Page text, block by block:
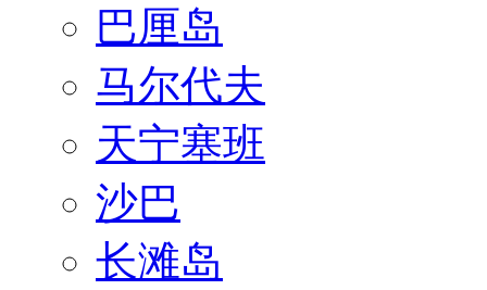
巴厘岛
马尔代夫
天宁塞班
沙巴
长滩岛